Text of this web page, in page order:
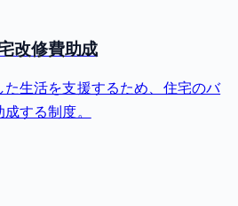
改修費助成
生活を支援するため、住宅のバ
する制度。